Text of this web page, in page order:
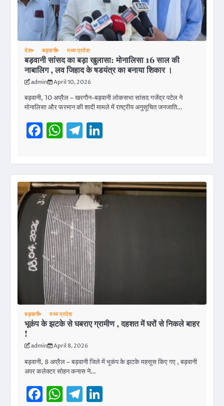
देश बड़वानी मध्य प्रदेश
बड़वानी सांसद का बड़ा खुलासा: मोनालिसा 16 साल की
नाबालिग , लव जिहाद के षडयंत्र का बनाया शिकार ।
admin April 10, 2026
बड़वानी, 10 अप्रैल – खरगौन-बड़वानी लोकसभा सांसद गजेंद्र पटेल ने
मोनालिसा और फरमान की शादी मामले में राष्ट्रीय अनुसूचित जनजाति…
Facebook
WhatsApp
Telegram
बड़वानी मध्य प्रदेश
भूकंप के झटके से घबराए ग्रामीण , दहशत में घरों से निकले बाहर
!
admin April 8, 2026
बड़वानी, 8 अप्रैल – बड़वानी जिले में भूकंप के झटके महसूस किए गए , बड़वानी
अपर कलेक्टर सोहन कनास ने…
Facebook
WhatsApp
Telegram